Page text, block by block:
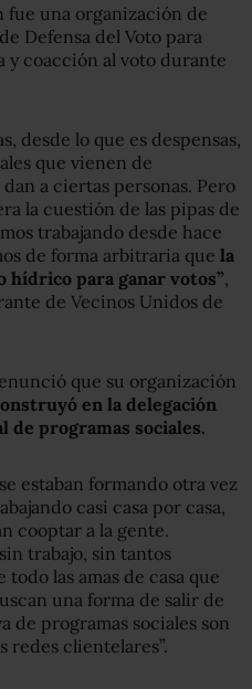
fue una organización de
Defensa del Voto para
coacción al voto durante
desde lo que es despensas,
que vienen de
a ciertas personas. Pero
la cuestión de las pipas de
trabajando desde hace
de forma arbitraria que la
para ganar votos”
de Vecinos Unidos de
que su organización
en la delegación
de programas sociales.
estaban formando otra vez
casi casa por casa,
cooptar a la gente.
trabajo, sin tantos
las amas de casa que
una forma de salir de
de programas sociales son
redes clientelares”.